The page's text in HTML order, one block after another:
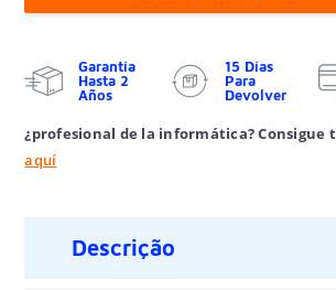
Garantía
Hasta 2
Años
15 Días
Para
Devolver
¿profesional de la informática? Consigue
aquí
Descrição